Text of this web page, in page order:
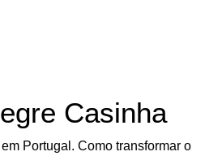
Casinha
Portugal. Como transformar o